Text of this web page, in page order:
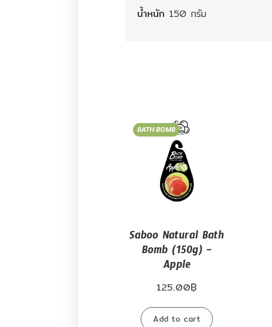
น้ำหนัก 150 กรัม
BATH BOMB
Saboo Natural Bath
Bomb (150g) –
Apple
125.00฿
Add to cart